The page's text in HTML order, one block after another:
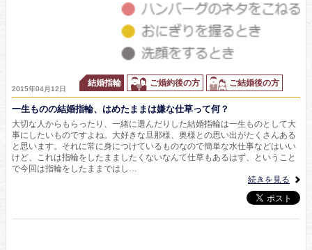
2015年04月12日
結婚指輪 ご婚約後の方 ご結婚後の方
一生ものの結婚指輪、はめたままは嫌な仕草って何？
大切な人からもらったり、一緒に選んだりした結婚指輪は一生ものとして大
事にしたいものですよね。大好きな旦那様、奥様との思い出がたくさんある
と思います。それに常に身につけているものなので簡単な水仕事などはいい
けど、これは指輪をしたまましたくないなんて仕草もあるはず、ということ
で今回は指輪をしたままではし…
続きを見る